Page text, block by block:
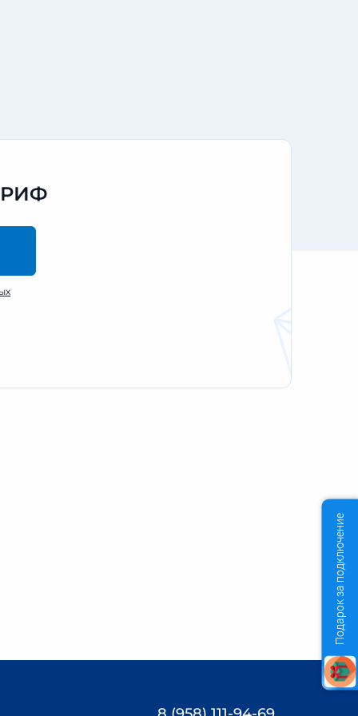
Подарок за подключение